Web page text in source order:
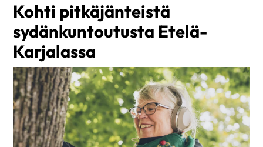
Kohti pitkäjänteistä
sydänkuntoutusta Etelä-
Karjalassa